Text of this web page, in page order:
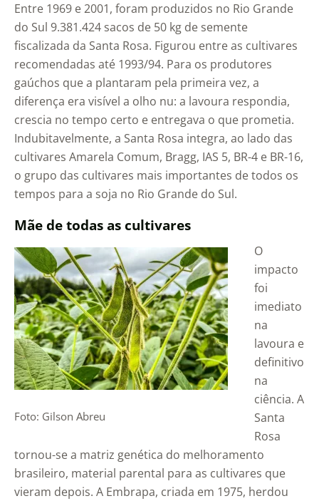
Entre 1969 e 2001, foram produzidos no Rio Grande
do Sul 9.381.424 sacos de 50 kg de semente
fiscalizada da Santa Rosa. Figurou entre as cultivares
recomendadas até 1993/94. Para os produtores
gaúchos que a plantaram pela primeira vez, a
diferença era visível a olho nu: a lavoura respondia,
crescia no tempo certo e entregava o que prometia.
Indubitavelmente, a Santa Rosa integra, ao lado das
cultivares Amarela Comum, Bragg, IAS 5, BR-4 e BR-16,
o grupo das cultivares mais importantes de todos os
tempos para a soja no Rio Grande do Sul.
Mãe de todas as cultivares
Foto: Gilson Abreu
O
impacto
foi
imediato
na
lavoura e
definitivo
na
ciência. A
Santa
Rosa
tornou-se a matriz genética do melhoramento
brasileiro, material parental para as cultivares que
vieram depois. A Embrapa, criada em 1975, herdou